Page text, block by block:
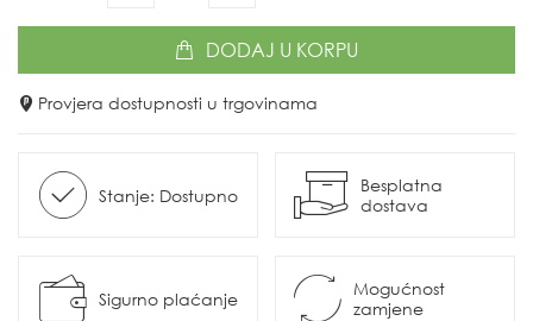
DODAJ U KORPU
Provjera dostupnosti u trgovinama
Stanje: Dostupno
Besplatna
dostava
Sigurno plaćanje
Mogućnost
zamjene